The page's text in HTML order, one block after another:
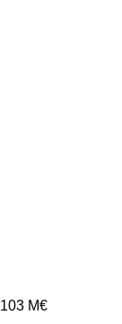
103 M€